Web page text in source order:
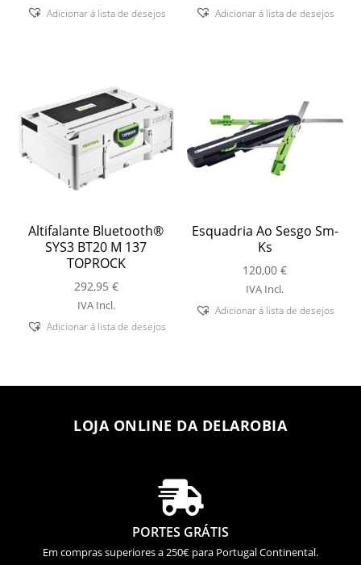
Adicionar á lista de desejos Adicionar á lista de desejos
Altifalante Bluetooth®
SYS3 BT20 M 137
TOPROCK
292,95 €
IVA Incl.
Adicionar á lista de desejos
Esquadria Ao Sesgo Sm-
Ks
120,00€
IVA Incl.
Adicionar á lista de desejos
LOJA ONLINE DA DELAROBIA

PORTES GRÁTIS
Em compras superiores a 250€ para Portugal Continental.